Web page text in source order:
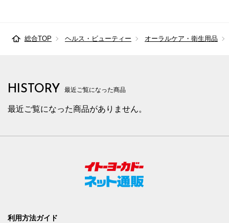
総合TOP ヘルス・ビューティー オーラルケア・衛生用品
HISTORY 最近ご覧になった商品
最近ご覧になった商品がありません。
利用方法ガイド